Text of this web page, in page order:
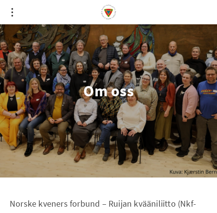
Om oss
Norske kveners forbund – Ruijan kvääniliitto (Nkf-